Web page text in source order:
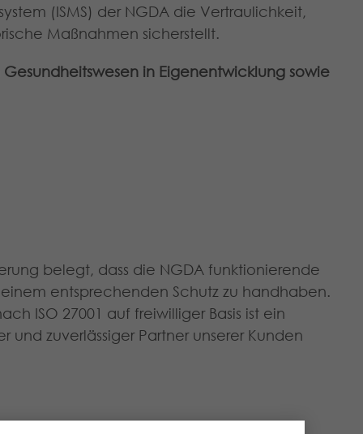
(ISMS) der NGDA die Vertraulichkeit,
Maßnahmen sicherstellt.
in Eigenentwicklung sowie
belegt, dass die NGDA funktionierende
entsprechenden Schutz zu handhaben.
ISO 27001 auf freiwilliger Basis ist ein
zuverlässiger Partner unserer Kunden